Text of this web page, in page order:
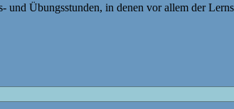
Übungsstunden, in denen vor allem der